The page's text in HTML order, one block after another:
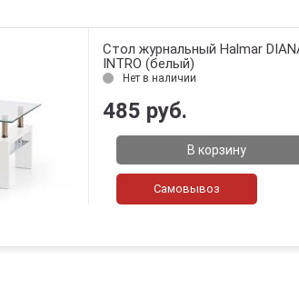
Стол журнальный Halmar
INTRO (белый)
Нет в наличии
485 руб.
В корзину
Самовывоз